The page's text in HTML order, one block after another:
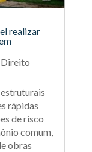
realizar
Direito
rápidas
de risco
comum,
obras